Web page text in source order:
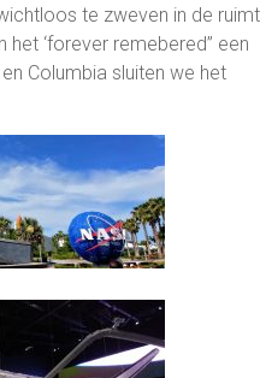
te zweven in de
‘forever remebered” een
Columbia sluiten we het